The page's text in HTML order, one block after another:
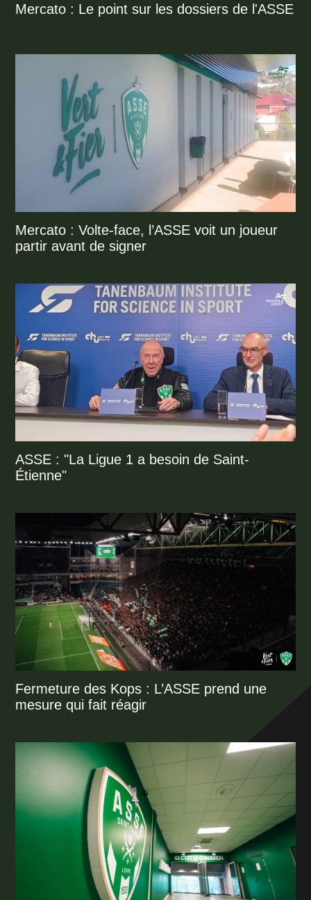
Mercato : Le point sur les dossiers de l'ASSE
Mercato : Volte-face, l’ASSE voit un joueur
partir avant de signer
ASSE : "La Ligue 1 a besoin de Saint-
Étienne"
Fermeture des Kops : L’ASSE prend une
mesure qui fait réagir